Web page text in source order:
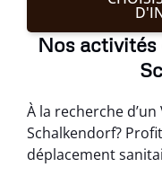
Nos activités
À la recherche
Schalkendorf?
déplacement